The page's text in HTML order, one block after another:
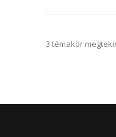
3 témakör